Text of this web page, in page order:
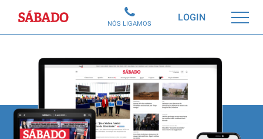
Sábado LOGIN
NÓS LIGAMOS